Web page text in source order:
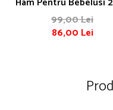
99,00 Lei
86,00 Lei